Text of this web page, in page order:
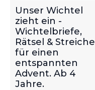
Unser Wichtel
zieht ein -
Wichtelbriefe,
Rätsel & Streiche
für einen
entspannten
Advent. Ab 4
Jahre.